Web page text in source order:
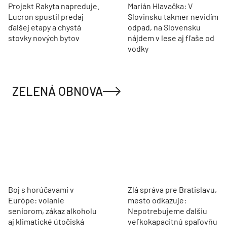
Projekt Rakyta napreduje.
Lucron spustil predaj
ďalšej etapy a chystá
stovky nových bytov
Marián Hlavačka: V
Slovinsku takmer nevidím
odpad, na Slovensku
nájdem v lese aj fľaše od
vodky
ZELENÁ OBNOVA
Boj s horúčavami v
Európe: volanie
seniorom, zákaz alkoholu
aj klimatické útočiská
Zlá správa pre Bratislavu,
mesto odkazuje:
Nepotrebujeme ďalšiu
veľkokapacitnú spaľovňu